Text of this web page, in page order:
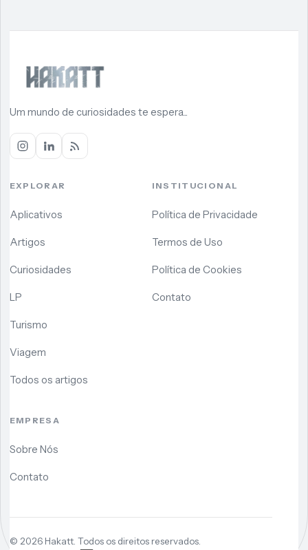
Um mundo de curiosidades te espera...
EXPLORAR
Aplicativos
Artigos
Curiosidades
LP
Turismo
Viagem
Todos os artigos
INSTITUCIONAL
Política de Privacidade
Termos de Uso
Política de Cookies
Contato
EMPRESA
Sobre Nós
Contato
© 2026Hakatt. Todos os direitos reservados.